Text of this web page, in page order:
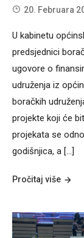
20. Februara
U kabinetu
predsjednici
ugovore o
udruženja iz
boračkih
projekte koji će
projekata se
godišnjica, a […]
Pročitaj više